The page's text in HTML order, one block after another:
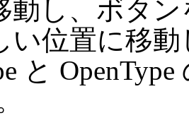
動し、ボタ
い位置に移
と